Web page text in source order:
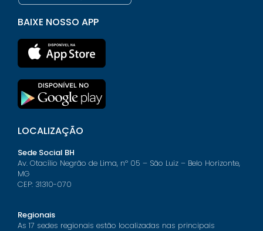
BAIXE NOSSO APP
LOCALIZAÇÃO
Sede Social BH
Av. Otacílio Negrão de Lima, nº 05 – São Luiz – Belo Horizonte,
MG
CEP: 31310-070
Regionais
As 17 sedes regionais estão localizadas nas principais